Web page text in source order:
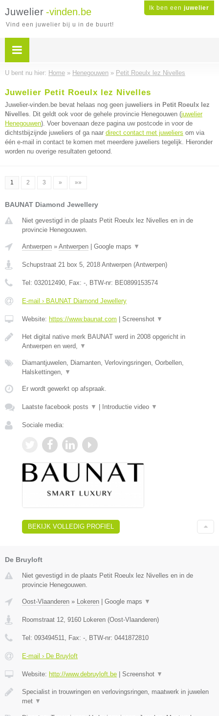
Ik ben een juwelier
Juwelier -vinden.be
Vind een juwelier bij u in de buurt!
U bent nu hier: Home » Henegouwen » Petit Roeulx lez Nivelles
Juwelier Petit Roeulx lez Nivelles
Juwelier-vinden.be bevat helaas nog geen juweliers in Petit Roeulx lez
Nivelles. Dit geldt ook voor de gehele provincie Henegouwen (juwelier
Henegouwen). Voer bovenaan deze pagina uw postcode in voor de
dichtstbijzijnde juweliers of ga naar direct contact met juweliers om via
één e-mail in contact te komen met meerdere juweliers tegelijk. Hieronder
worden nu overige resultaten getoond.
1 2 3 » »»
BAUNAT Diamond Jewellery
Niet gevestigd in de plaats Petit Roeulx lez Nivelles en in de
provincie Henegouwen.
Antwerpen » Antwerpen Google maps ▼
Schupstraat 21 box 5, 2018 Antwerpen (Antwerpen)
Tel: 032012490, Fax: -, BTW-nr: BE0899153574
E-mail › BAUNAT Diamond Jewellery
Website: https://www.baunat.com Screenshot ▼
Het digital native merk BAUNAT werd in 2008 opgericht in
Antwerpen en werd, ▼
Diamantjuwelen, Diamanten, Verlovingsringen, Oorbellen,
Halskettingen, ▼
Er wordt gewerkt op afspraak.
Laatste facebook posts ▼ Introductie video ▼
Sociale media:
BEKIJK VOLLEDIG PROFIEL
De Bruyloft
Niet gevestigd in de plaats Petit Roeulx lez Nivelles en in de
provincie Henegouwen.
Oost-Vlaanderen » Lokeren Google maps ▼
Roomstraat 12, 9160 Lokeren (Oost-Vlaanderen)
Tel: 093494511, Fax: -, BTW-nr: 0441872810
E-mail › De Bruyloft
Website: http://www.debruyloft.be Screenshot ▼
Specialist in trouwringen en verlovingsringen, maatwerk in juwelen
met ▼